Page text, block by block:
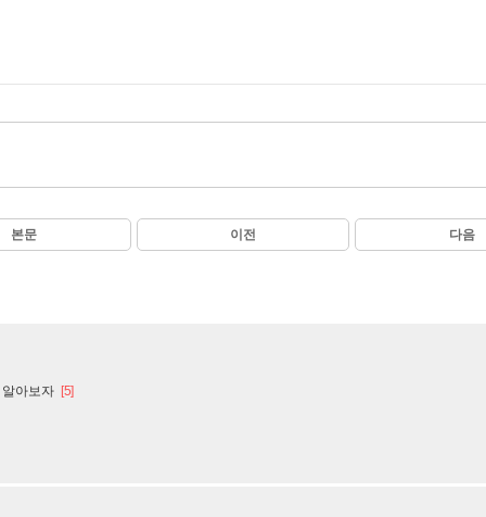
본문 이전 다음
아보자 [5]